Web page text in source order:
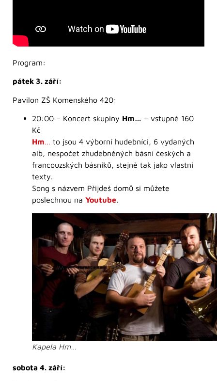
Program:
pátek 3. září:
Pavilon ZŠ Komenského 420:
20:00 – Koncert skupiny Hm… – vstupné 160
Kč
Hm… to jsou 4 výborní hudebníci, 6 vydaných
alb, nespočet zhudebněných básní českých a
francouzských básníků, stejně tak jako vlastní
texty.
Song s názvem Přijdeš domů si můžete
poslechnou na Youtube.
Kapela Hm…
sobota 4. září: